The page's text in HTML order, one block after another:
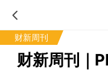
财新周刊
财新周刊｜